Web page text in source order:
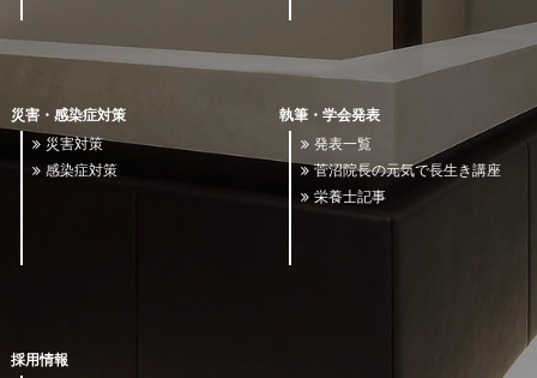
災害・感染症対策
災害対策
感染症対策
執筆・学会発表
発表一覧
菅沼院長の元気で長生き講座
栄養士記事
採用情報